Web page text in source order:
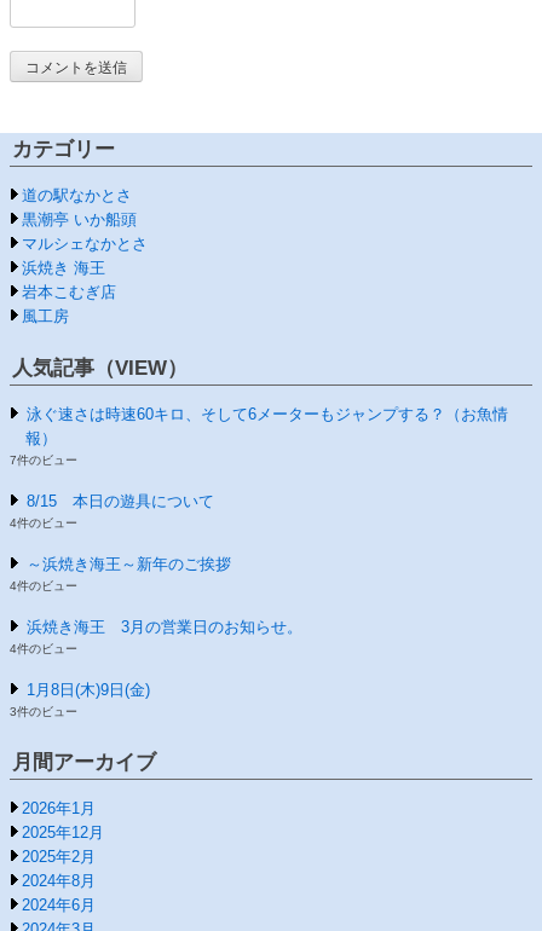
カテゴリー
道の駅なかとさ
黒潮亭 いか船頭
マルシェなかとさ
浜焼き 海王
岩本こむぎ店
風工房
人気記事（VIEW）
泳ぐ速さは時速60キロ、そして6メーターもジャンプする？（お魚情
報）
7件のビュー
8/15 本日の遊具について
4件のビュー
～浜焼き海王～新年のご挨拶
4件のビュー
浜焼き海王 3月の営業日のお知らせ。
4件のビュー
1月8日(木)9日(金)
3件のビュー
月間アーカイブ
2026年1月
2025年12月
2025年2月
2024年8月
2024年6月